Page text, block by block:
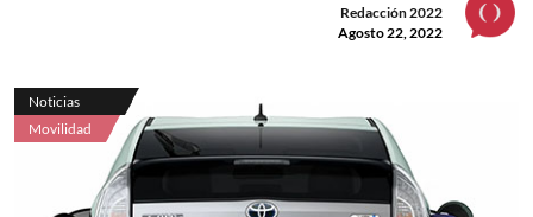
Redacción 2022
Agosto 22, 2022
Noticias
Movilidad